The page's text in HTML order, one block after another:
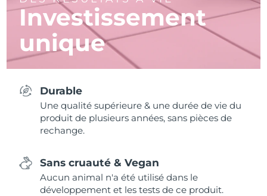
Investissement
unique
Durable
Une qualité supérieure & une durée de vie du
produit de plusieurs années, sans pièces de
rechange.
Sans cruauté & Vegan
Aucun animal n'a été utilisé dans le
développement et les tests de ce produit.